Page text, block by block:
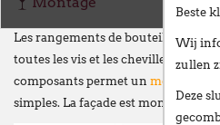
Les rangements de bouteilles
toutes les vis et les chevilles sont
composants permet un montage
simples. La façade est montée sur
Beste
Wij
zullen
Deze